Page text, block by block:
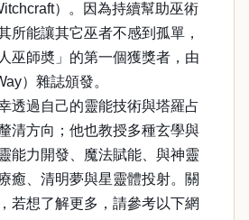
）。因為持續幫助巫術
所能讓其它巫者不感到孤單，
巫師奬」的第一個獲獎者，由
）雜誌頒發。
透過自己的靈能技術與塔羅占
清方向；他也教授多種玄學與
能力開發、魔法賦能、與神靈
癒、清明夢與星靈體投射。關
若想了解更多，請參考以下網